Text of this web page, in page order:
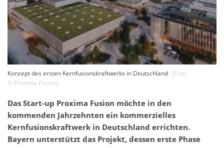
Konzept des ersten Kernfusionskraftwerks in Deutschland (Foto:
© Proxima Fusion)
Das Start-up Proxima Fusion möchte in den
kommenden Jahrzehnten ein kommerzielles
Kernfusionskraftwerk in Deutschland errichten.
Bayern unterstützt das Projekt, dessen erste Phase